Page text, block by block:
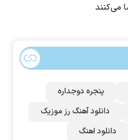
می‌کنند
پنجره دوجداره
دانلود آهنگ رز‌ موزیک
دانلود اهنگ